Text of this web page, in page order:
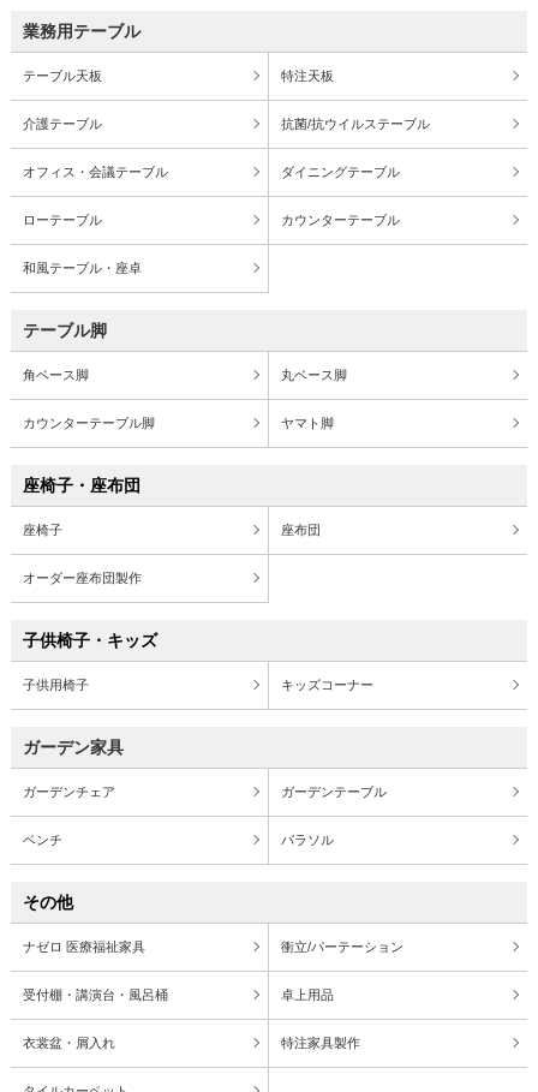
業務用テーブル
テーブル天板 特注天板
介護テーブル 抗菌/抗ウイルステーブル
オフィス・会議テーブル ダイニングテーブル
ローテーブル カウンターテーブル
和風テーブル・座卓
テーブル脚
角ベース脚 丸ベース脚
カウンターテーブル脚 ヤマト脚
座椅子・座布団
座椅子 座布団
オーダー座布団製作
子供椅子・キッズ
子供用椅子 キッズコーナー
ガーデン家具
ガーデンチェア ガーデンテーブル
ベンチ パラソル
その他
ナゼロ 医療福祉家具 衝立/パーテーション
受付棚・講演台・風呂桶 卓上用品
衣裳盆・屑入れ 特注家具製作